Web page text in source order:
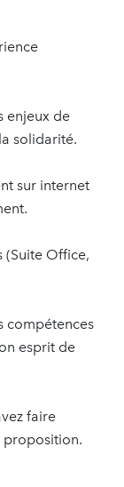
enjeux de
solidarité.
sur internet
(Suite Office,
compétences
esprit de
faire
proposition.